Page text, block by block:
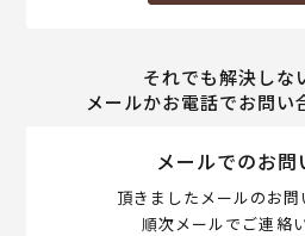
それでも解決しな
メールかお電話でお問い
メールでのお問
頂きましたメールのお問
順次メールでご連絡